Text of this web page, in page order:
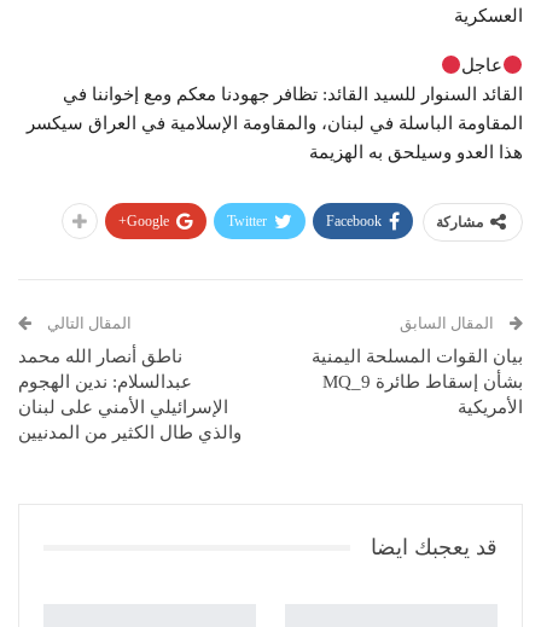
العسكرية
عاجل
القائد السنوار للسيد القائد: تظافر جهودنا معكم ومع إخواننا في
المقاومة الباسلة في لبنان، والمقاومة الإسلامية في العراق سيكسر
هذا العدو وسيلحق به الهزيمة
مشاركة Facebook
Twitter
Google+
المقال السابق
بيان القوات المسلحة اليمنية
بشأن إسقاط طائرة MQ_9
الأمريكية
المقال التالي
ناطق أنصار الله محمد
عبدالسلام: ندين الهجوم
الإسرائيلي الأمني على لبنان
والذي طال الكثير من المدنيين
قد يعجبك ايضا